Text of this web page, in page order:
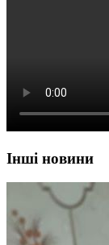
Інші новини